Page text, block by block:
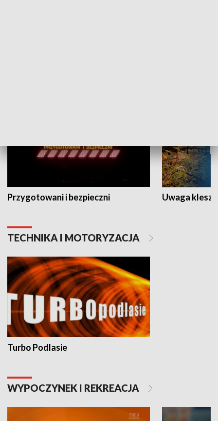
Przygotowani i bezpieczni Uwaga
TECHNIKA I MOTORYZACJA
Turbo Podlasie
WYPOCZYNEK I REKREACJA